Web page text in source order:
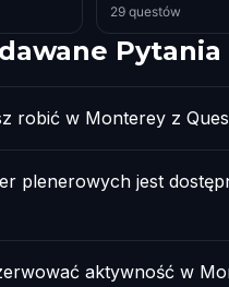
29 questów
Pytania
robić w Monterey z
plenerowych jest
aktywność w